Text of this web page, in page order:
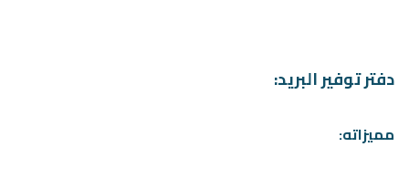
دفتر توفير البريد:
مميزاته: